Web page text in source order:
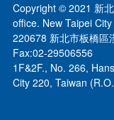
Copyright © 2021 新
office. New Taipei
220678 新北市板橋
Fax:02-29506556
1F&2F., No. 266,
City 220, Taiwan